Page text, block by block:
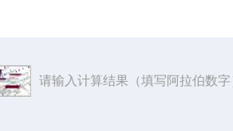
请输入计算结果（填写阿拉伯数